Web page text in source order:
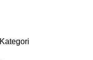
Kategori